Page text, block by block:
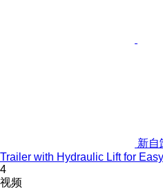
新自
Trailer with Hydraulic Lift for
4
视频